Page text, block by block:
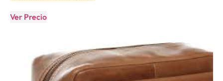
Ver Precio